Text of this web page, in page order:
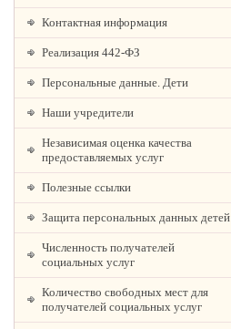
Контактная информация
Реализация 442-ФЗ
Персональные данные. Дети
Наши учредители
Независимая оценка качества
предоставляемых услуг
Полезные ссылки
Защита персональных данных детей
Численность получателей
социальных услуг
Количество свободных мест для
получателей социальных услуг